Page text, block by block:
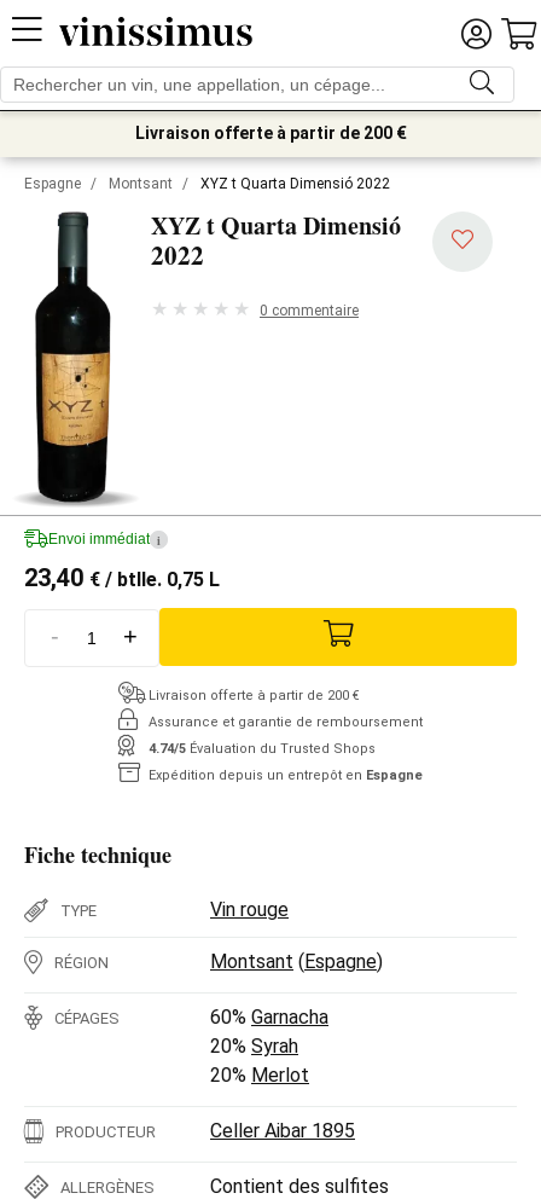
Livraison offerte à partir de 200 €
Espagne / Montsant / XYZ t Quarta Dimensió 2022
XYZ t Quarta Dimensió
2022
0 commentaire
Envoi immédiat i
23,40 € / btlle. 0,75 L
- +
Livraison offerte à partir de 200 €
Assurance et garantie de remboursement
4.74/5 Évaluation du Trusted Shops
Expédition depuis un entrepôt en Espagne
Fiche technique
TYPE Vin rouge
RÉGION Montsant (Espagne)
CÉPAGES 60% Garnacha
20% Syrah
20% Merlot
PRODUCTEUR Celler Aibar 1895
ALLERGÈNES Contient des sulfites